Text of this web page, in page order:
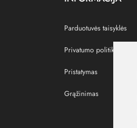
Parduotuvės taisyklės
Privatumo politika
Pristatymas
Grąžinimas